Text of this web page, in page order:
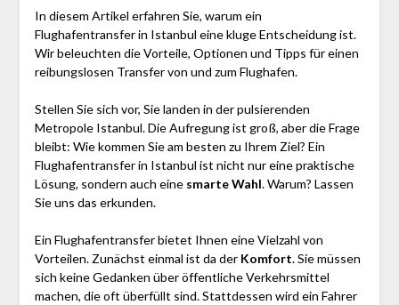
In diesem Artikel erfahren Sie, warum ein
Flughafentransfer in Istanbul eine kluge Entscheidung ist.
Wir beleuchten die Vorteile, Optionen und Tipps für einen
reibungslosen Transfer von und zum Flughafen.
Stellen Sie sich vor, Sie landen in der pulsierenden
Metropole Istanbul. Die Aufregung ist groß, aber die Frage
bleibt: Wie kommen Sie am besten zu Ihrem Ziel? Ein
Flughafentransfer in Istanbul ist nicht nur eine praktische
Lösung, sondern auch eine smarte Wahl. Warum? Lassen
Sie uns das erkunden.
Ein Flughafentransfer bietet Ihnen eine Vielzahl von
Vorteilen. Zunächst einmal ist da der Komfort. Sie müssen
sich keine Gedanken über öffentliche Verkehrsmittel
machen, die oft überfüllt sind. Stattdessen wird ein Fahrer